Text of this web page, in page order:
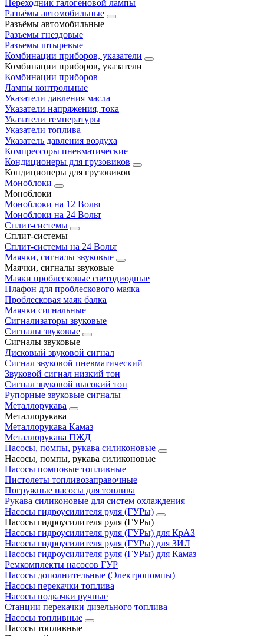
Переходник галогеновой лампы
Разъёмы автомобильные
Разъёмы автомобильные
Разъемы гнездовые
Разъемы штыревые
Комбинации приборов, указатели
Комбинации приборов, указатели
Комбинации приборов
Лампы контрольные
Указатели давления масла
Указатели напряжения, тока
Указатели температуры
Указатели топлива
Указатель давления воздуха
Компрессоры пневматические
Кондиционеры для грузовиков
Кондиционеры для грузовиков
Моноблоки
Моноблоки
Моноблоки на 12 Вольт
Моноблоки на 24 Вольт
Сплит-системы
Сплит-системы
Сплит‑системы на 24 Вольт
Маячки, сигналы звуковые
Маячки, сигналы звуковые
Маяки проблесковые светодиодные
Плафон для проблескового маяка
Проблесковая маяк балка
Маячки сигнальные
Сигнализаторы звуковые
Сигналы звуковые
Сигналы звуковые
Дисковый звуковой сигнал
Сигнал звуковой пневматический
Звуковой сигнал низкий тон
Сигнал звуковой высокий тон
Рупорные звуковые сигналы
Металлорукава
Металлорукава
Металлорукава Камаз
Металлорукава ПЖД
Насосы, помпы, рукава силиконовые
Насосы, помпы, рукава силиконовые
Насосы помповые топливные
Пистолеты топливозаправочные
Погружные насосы для топлива
Рукава силиконовые для систем охлаждения
Насосы гидроусилителя руля (ГУРы)
Насосы гидроусилителя руля (ГУРы)
Насосы гидроусилителя руля (ГУРы) для КрАЗ
Насосы гидроусилителя руля (ГУРы) для ЗИЛ
Насосы гидроусилителя руля (ГУРы) для Камаз
Ремкомплекты насосов ГУР
Насосы дополнительные (Электропомпы)
Насосы перекачки топлива
Насосы подкачки ручные
Станции перекачки дизельного топлива
Насосы топливные
Насосы топливные